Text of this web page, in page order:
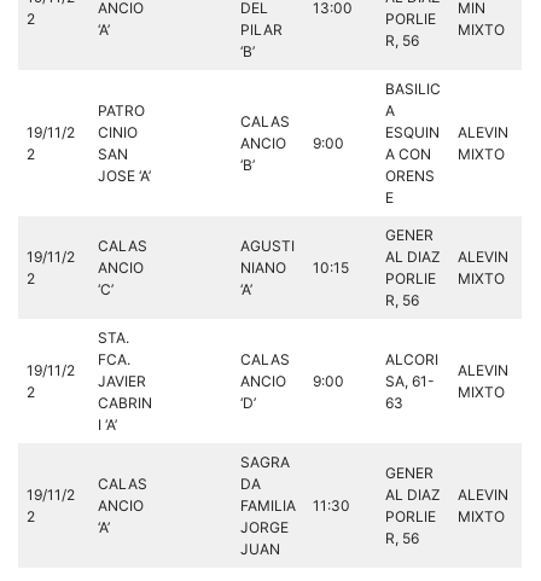
2
ANCIO
‘A’
DEL
PILAR
‘B’
13:00
PORLIE
R, 56
MIN
MIXTO
19/11/2
2
PATRO
CINIO
SAN
JOSE ‘A’
CALAS
ANCIO
‘B’
9:00
BASILIC
A
ESQUIN
A CON
ORENS
E
ALEVIN
MIXTO
19/11/2
2
CALAS
ANCIO
‘C’
AGUSTI
NIANO
‘A’
10:15
GENER
AL DIAZ
PORLIE
R, 56
ALEVIN
MIXTO
19/11/2
2
STA.
FCA.
JAVIER
CABRIN
I ‘A’
CALAS
ANCIO
‘D’
9:00
ALCORI
SA, 61-
63
ALEVIN
MIXTO
19/11/2
2
CALAS
ANCIO
‘A’
SAGRA
DA
FAMILIA
JORGE
JUAN
11:30
GENER
AL DIAZ
PORLIE
R, 56
ALEVIN
MIXTO